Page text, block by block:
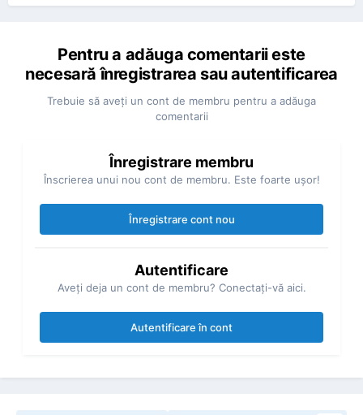
Pentru a adăuga comentarii este
necesară înregistrarea sau autentificarea
Trebuie să aveţi un cont de membru pentru a adăuga
comentarii
Înregistrare membru
Înscrierea unui nou cont de membru. Este foarte uşor!
Înregistrare cont nou
Autentificare
Aveţi deja un cont de membru? Conectaţi-vă aici.
Autentificare în cont